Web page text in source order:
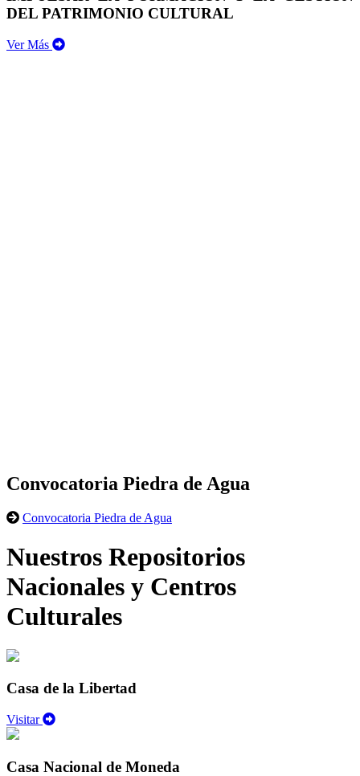
DEL PATRIMONIO CULTURAL
Ver Más
Convocatoria Piedra de Agua
Convocatoria Piedra de Agua
Nuestros Repositorios
Nacionales y Centros
Culturales
Casa de la Libertad
Visitar
Casa Nacional de Moneda